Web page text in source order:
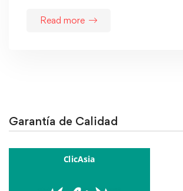
Read more
Garantía de Calidad